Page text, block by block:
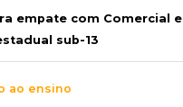
empate com Comercial e
sub-13
ao ensino